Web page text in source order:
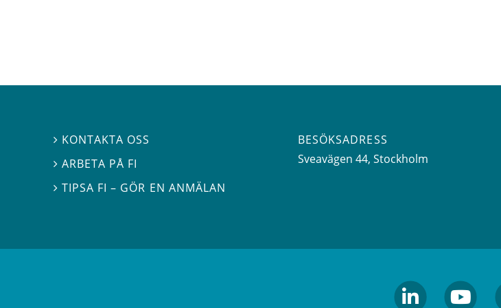
 KONTAKTA OSS
ARBETA PÅ FI
TIPSA FI – GÖR EN ANMÄLAN
BESÖKSADRESS
Sveavägen 44, Stockholm